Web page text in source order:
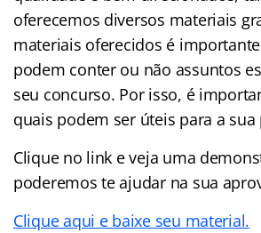
oferecemos diversos materiais
materiais oferecidos é
podem conter ou não assuntos
seu concurso. Por isso, é
quais podem ser úteis para a sua
Clique no link e veja uma
poderemos te ajudar na sua
Clique aqui e baixe seu material.